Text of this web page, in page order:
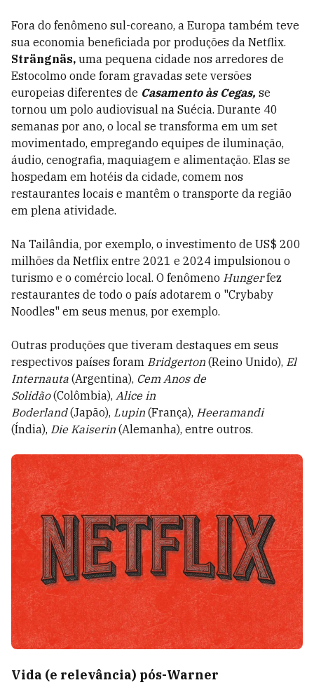
Fora do fenômeno sul-coreano, a Europa também teve
sua economia beneficiada por produções da Netflix.
Strängnäs, uma pequena cidade nos arredores de
Estocolmo onde foram gravadas sete versões
europeias diferentes de Casamento às Cegas, se
tornou um polo audiovisual na Suécia. Durante 40
semanas por ano, o local se transforma em um set
movimentado, empregando equipes de iluminação,
áudio, cenografia, maquiagem e alimentação. Elas se
hospedam em hotéis da cidade, comem nos
restaurantes locais e mantêm o transporte da região
em plena atividade.
Na Tailândia, por exemplo, o investimento de US$ 200
milhões da Netflix entre 2021 e 2024 impulsionou o
turismo e o comércio local. O fenômeno Hungerfez
restaurantes de todo o país adotarem o "Crybaby
Noodles" em seus menus, por exemplo.
Outras produções que tiveram destaques em seus
respectivos países foram Bridgerton (Reino Unido), El
Internauta (Argentina), Cem Anos de
Solidão(Colômbia), Alice in
Boderland(Japão), Lupin (França), Heeramandi
(Índia), Die Kaiserin (Alemanha), entre outros.
Vida (e relevância) pós-Warner